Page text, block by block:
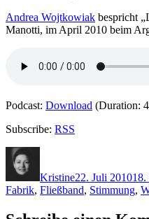
Andrea Wojtkowiak bespricht
Manotti, im April 2010 beim
Podcast: Download (Duration:
Subscribe: RSS
Kristine22. Juli 201018.
Fabrik, Fließband, Stimmung,